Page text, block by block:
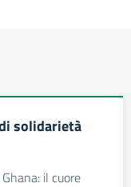
solidarietà
il cuore